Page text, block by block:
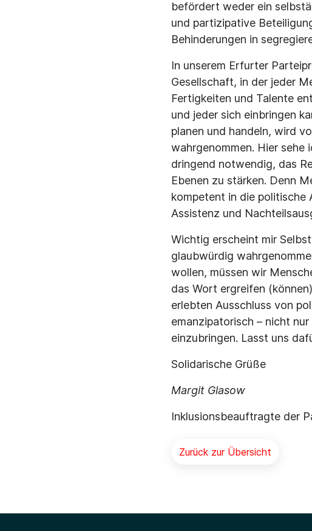
befördert weder ein
und partizipative
Behinderungen in
In unserem Erfurter
Gesellschaft, in der jeder
Fertigkeiten und Talente
und jeder sich einbringen
planen und handeln, wird
wahrgenommen. Hier sehe
dringend notwendig, das
Ebenen zu stärken. Denn
kompetent in die politische
Assistenz und
Wichtig erscheint mir
glaubwürdig
wollen, müssen wir
das Wort ergreifen
erlebten Ausschluss von
emanzipatorisch – nicht
einzubringen. Lasst uns
Solidarische Grüße
Margit Glasow
Inklusionsbeauftragte der
Zurück zur Übersicht